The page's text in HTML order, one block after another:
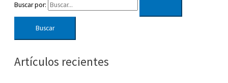
Buscar por:
Artículos recientes